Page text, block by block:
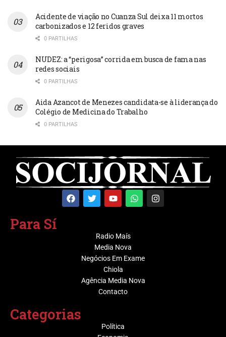
Acidente de viação no Cuanza Sul deixa 11 mortos
carbonizados e 12 feridos graves
0 PARTILHAS
NUDEZ: a “perigosa” corrida em busca de fama nas
redes sociais
0 PARTILHAS
Aida Azancot de Menezes candidata-se à liderança do
Colégio de Medicina do Trabalho
0 PARTILHAS
Para Sí
Radio Maís
Media Nova
Negócios Em Exame
Chiola
Agência Media Nova
Contacto
Categorias
Política